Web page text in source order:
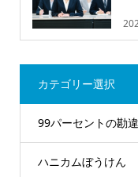
カテゴリー選択
99パーセントの勘
ハニカムぼうけん